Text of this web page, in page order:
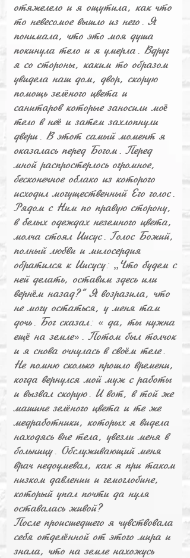
отяжелело и я ощутила, как что
то невесомое вышло из него. Я
понимала, что это моя душа
покинула тело и я умерла. Вдруг
я со стороны, каким то образом
увидела наш дом, двор, скорую
помощь зелёного цвета и
санитаров которые заносили моё
тело в неё и затем захлопнули
двери. В этот самый момент я
оказалась перед Богом. Перед
мной распростерлось огромное,
бесконечное облако из которого
исходил могущественный Его голос.
Рядом с Ним по правую сторону,
в белых одеждах неземного цвета,
молча стоял Иисус. Голос Божий,
полный любви и милосердия
обратился к Иисусу: „Что будем с
ней делать, оставим здесь или
вернём назад?“ Я возразила, что
не могу остаться, у меня там
дочь. Бог сказал: « да, ты нужна
ещё на земле». Потом был толчок
и я снова очнулась в своём теле.
Не помню сколько прошло времени,
когда вернулся мой муж с работы
и вызвал скорую. И вот, в той же
машине зелёного цвета и те же
медработники, которых я видела
находясь вне тела, увезли меня в
больницу. Обслуживающий меня
врач недоумевал, как я при таком
низком давлении и гемоглобине,
который упал почти да нуля
оставалась живой?
После происшедшего я чувствовала
себя отделённой от этого мира и
знала, что на земле нахожусь